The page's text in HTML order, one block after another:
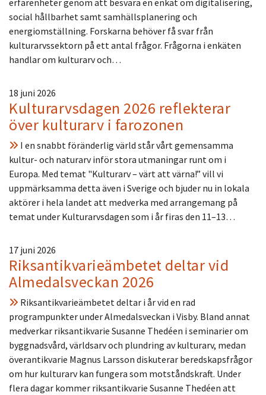
social hållbarhet samt samhällsplanering och
energiomställning. Forskarna behöver få svar från
kulturarvssektorn på ett antal frågor. Frågorna i enkäten
handlar om kulturarv och…
18 juni 2026
Kulturarvsdagen 2026 reflekterar
över kulturarv i farozonen
I en snabbt föränderlig värld står vårt gemensamma
kultur- och naturarv inför stora utmaningar runt om i
Europa. Med temat "Kulturarv – värt att värna!” vill vi
uppmärksamma detta även i Sverige och bjuder nu in lokala
aktörer i hela landet att medverka med arrangemang på
temat under Kulturarvsdagen som i år firas den 11–13…
17 juni 2026
Riksantikvarieämbetet deltar vid
Almedalsveckan 2026
Riksantikvarieämbetet deltar i år vid en rad
programpunkter under Almedalsveckan i Visby. Bland annat
medverkar riksantikvarie Susanne Thedéen i seminarier om
byggnadsvård, världsarv och plundring av kulturarv, medan
överantikvarie Magnus Larsson diskuterar beredskapsfrågor
om hur kulturarv kan fungera som motståndskraft. Under
flera dagar kommer riksantikvarie Susanne Thedéen att